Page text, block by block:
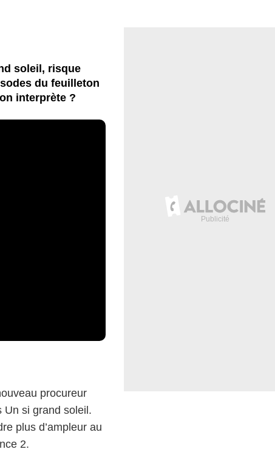
soleil, risque
du feuilleton
interprète ?
procureur
Un si grand soleil.
plus d’ampleur au
2.